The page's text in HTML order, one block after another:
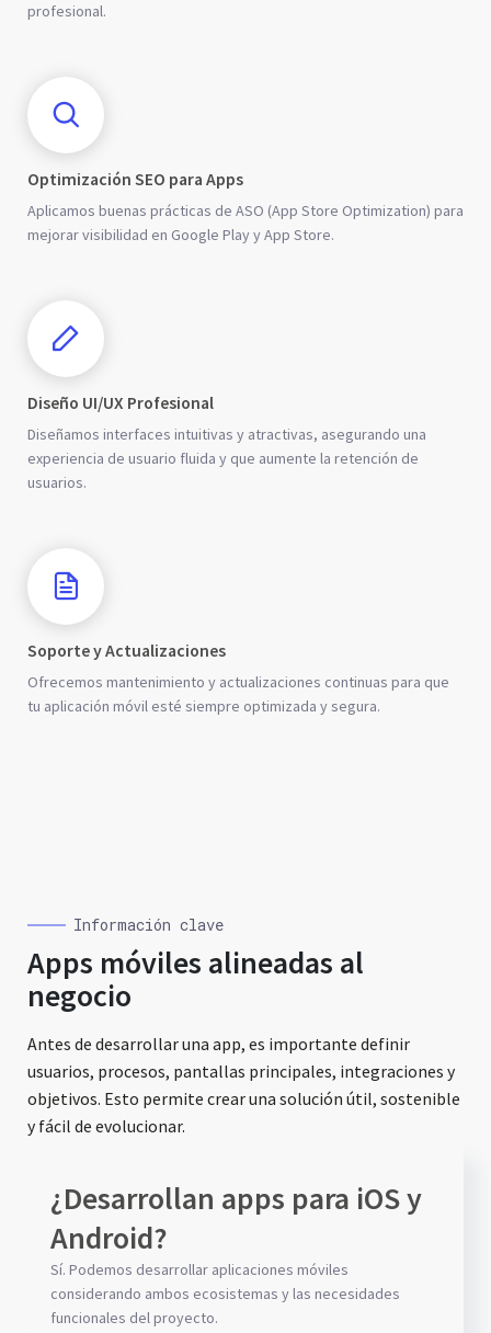
profesional.
Optimización SEO para Apps
Aplicamos buenas prácticas de ASO (App Store Optimization) para
mejorar visibilidad en Google Play y App Store.
Diseño UI/UX Profesional
Diseñamos interfaces intuitivas y atractivas, asegurando una
experiencia de usuario fluida y que aumente la retención de
usuarios.
Soporte y Actualizaciones
Ofrecemos mantenimiento y actualizaciones continuas para que
tu aplicación móvil esté siempre optimizada y segura.
Información clave
Apps móviles alineadas al
negocio
Antes de desarrollar una app, es importante definir
usuarios, procesos, pantallas principales, integraciones y
objetivos. Esto permite crear una solución útil, sostenible
y fácil de evolucionar.
¿Desarrollan apps para iOS y
Android?
Sí. Podemos desarrollar aplicaciones móviles
considerando ambos ecosistemas y las necesidades
funcionales del proyecto.